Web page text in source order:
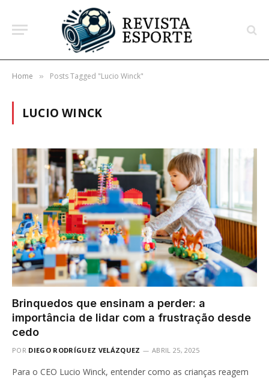
Home » Posts Tagged "Lucio Winck"
LUCIO WINCK
Brinquedos que ensinam a perder: a
importância de lidar com a frustração desde
cedo
POR DIEGO RODRÍGUEZ VELÁZQUEZ ABRIL 25, 2025
Para o CEO Lucio Winck, entender como as crianças reagem